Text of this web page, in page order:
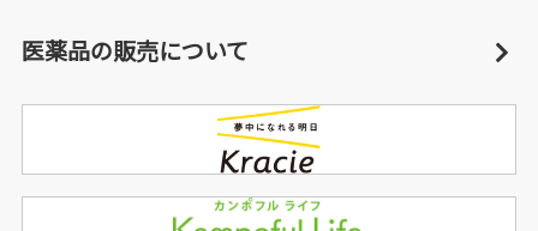
医薬品の販売について